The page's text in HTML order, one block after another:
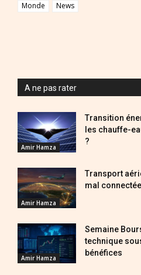
Monde
News
A ne pas rater
Amir Hamza
Transition
les chauffe-
?
Amir Hamza
Transport
mal
Amir Hamza
Semaine
technique
bénéfices